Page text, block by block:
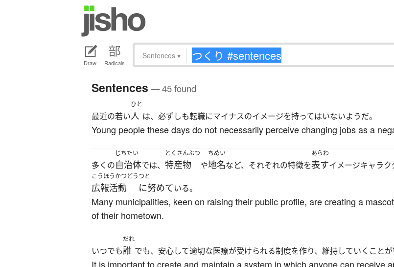
Draw Radicals
Sentences ▾
Sentences — 45 found
最近の若い
ひと
人 は、必ずしも転職にマイナスのイメージを持ってはいないようだ。
Young people these days do not necessarily perceive changing jobs as a
多くの
じちたい
自治体では、
とくさんぶつ
特産物 や
ちめい
地名など、それぞれの特徴を
あらわ
表すイメージキャラク
こうほうかつどう
広報活動
つと
に努めている。
Many municipalities, keen on raising their public profile, are creating a
of their hometown.
いつでも
だれ
誰 でも、安心して適切な医療が受けられる制度を作り、維持していくことが
It is important to create and maintain a system in which anyone can receive